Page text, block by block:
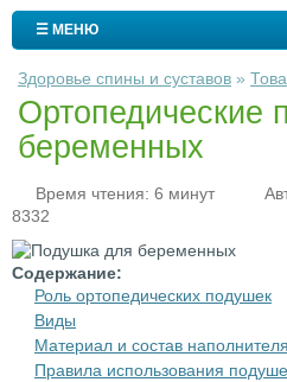
☰ МЕНЮ
Здоровье спины и суставов »
Ортопедические
беременных
Время чтения: 6 минут
8332
Содержание:
Роль ортопедических подушек
Виды
Материал и состав наполнителя
Правила использования